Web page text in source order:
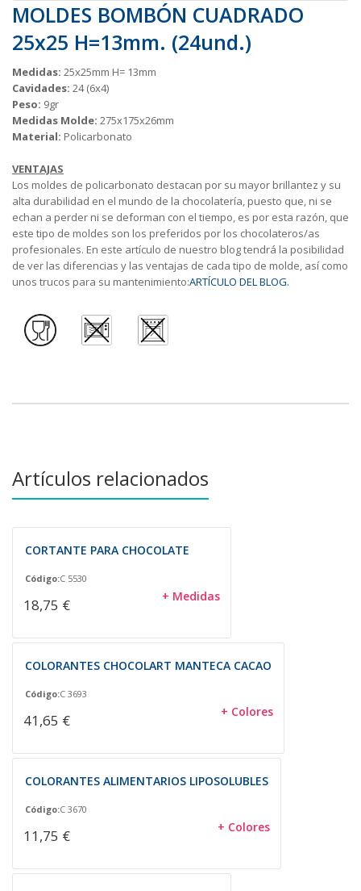
MOLDES BOMBÓN CUADRADO
25x25 H=13mm. (24und.)
Medidas: 25x25mm H= 13mm
Cavidades: 24 (6x4)
Peso: 9gr
Medidas Molde: 275x175x26mm
Material: Policarbonato
VENTAJAS
Los moldes de policarbonato destacan por su mayor brillantez y su
alta durabilidad en el mundo de la chocolatería, puesto que, ni se
echan a perder ni se deforman con el tiempo, es por esta razón, que
este tipo de moldes son los preferidos por los chocolateros/as
profesionales. En este artículo de nuestro blog tendrá la posibilidad
de ver las diferencias y las ventajas de cada tipo de molde, así como
unos trucos para su mantenimiento:ARTÍCULO DEL BLOG.
Artículos relacionados
CORTANTE PARA CHOCOLATE
Código:C 5530
18,75 € + Medidas
COLORANTES CHOCOLART MANTECA CACAO
Código:C 3693
41,65 € + Colores
COLORANTES ALIMENTARIOS LIPOSOLUBLES
Código:C 3670
11,75 € + Colores